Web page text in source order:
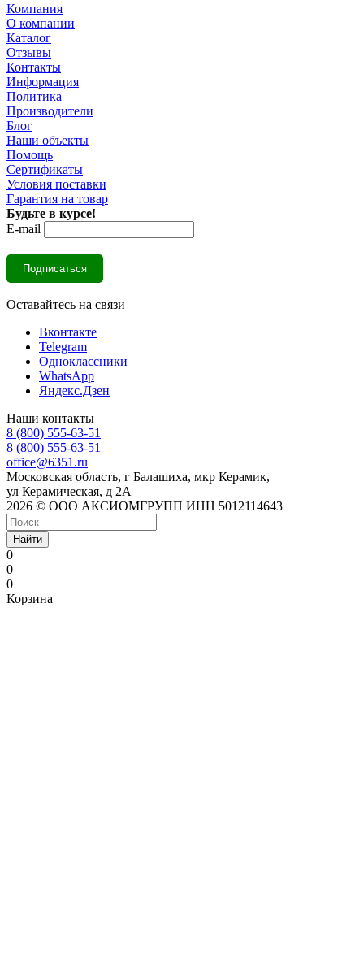
Компания
О компании
Каталог
Отзывы
Контакты
Информация
Политика
Производители
Блог
Наши объекты
Помощь
Сертификаты
Условия поставки
Гарантия на товар
Будьте в курсе!
E-mail
Оставайтесь на связи
Вконтакте
Telegram
Одноклассники
WhatsApp
Яндекс.Дзен
Наши контакты
8 (800) 555-63-51
8 (800) 555-63-51
office@6351.ru
Московская область, г Балашиха, мкр Керамик,
ул Керамическая, д 2А
2026 © ООО АКСИОМГРУПП ИНН 5012114643
Найти
0
0
0
Корзина